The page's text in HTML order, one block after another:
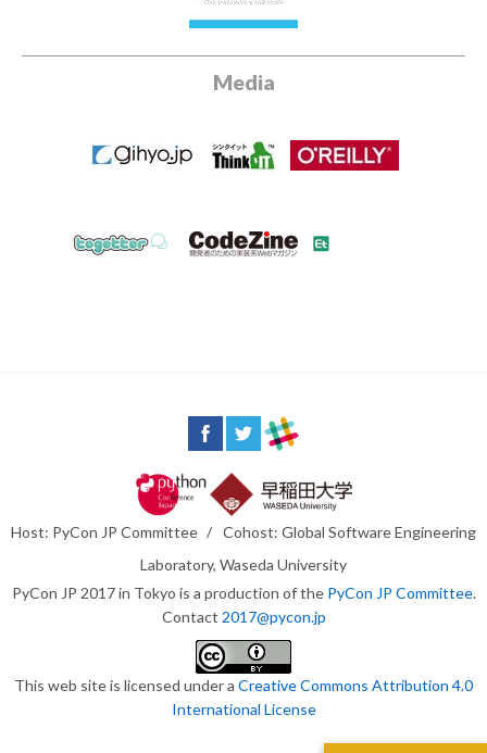
Media
Host: PyCon JP Committee /
Cohost: Global Software Engineering
Laboratory, Waseda University
PyCon JP 2017 in Tokyo is a production of the PyCon JP Committee.
Contact 2017@pycon.jp
This web site is licensed under a Creative Commons Attribution 4.0
International License